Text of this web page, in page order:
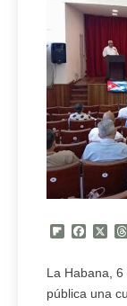
X
La Habana,
pública una